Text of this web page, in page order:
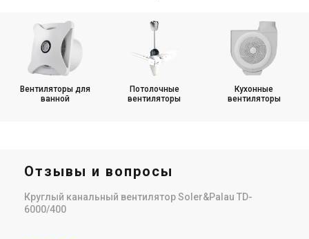
Вентиляторы для
ванной
Потолочные
вентиляторы
Кухонные
вентиляторы
Отзывы и вопросы
Круглый канальный вентилятор Soler&Palau TD-
6000/400